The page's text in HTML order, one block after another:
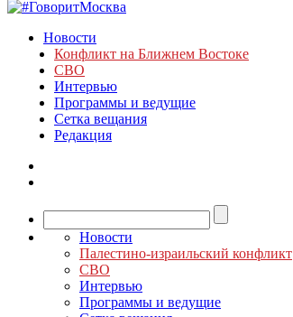
Новости
Конфликт на Ближнем Востоке
СВО
Интервью
Программы и ведущие
Сетка вещания
Редакция
Новости
Палестино-израильский конфликт
СВО
Интервью
Программы и ведущие